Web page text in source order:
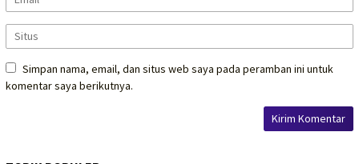
Simpan nama, email, dan situs web saya pada peramban ini untuk
komentar saya berikutnya.